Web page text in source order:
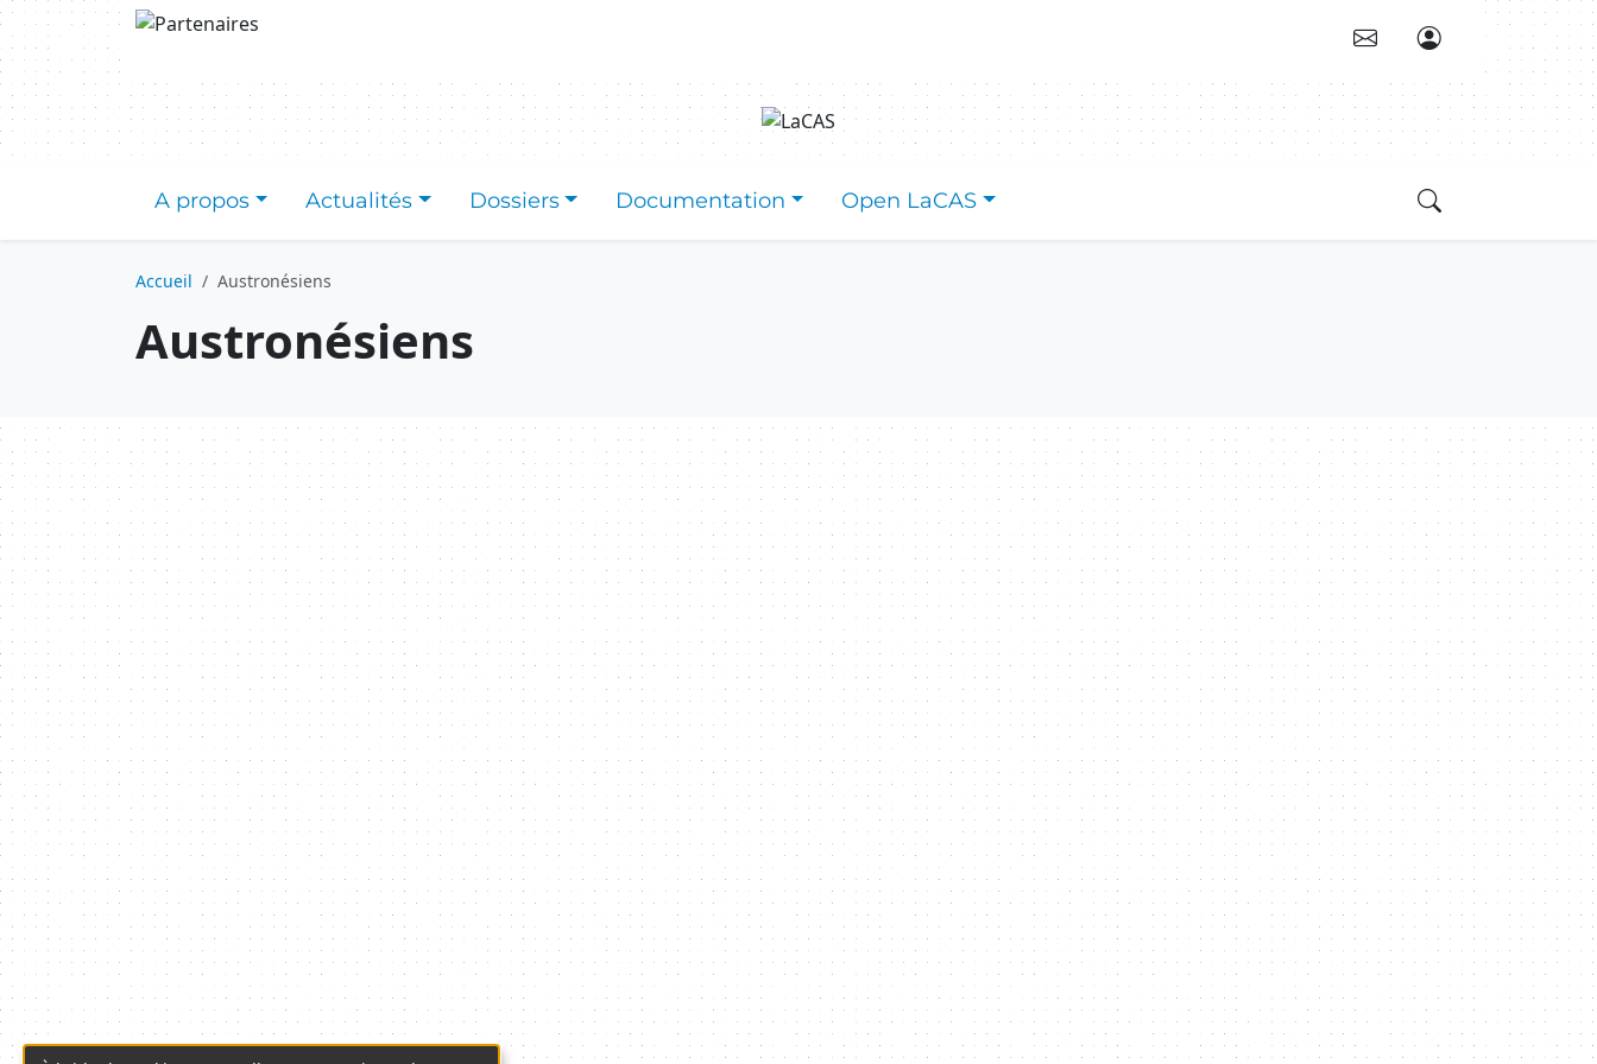
Aller au contenu principal
A propos Actualités Dossiers Documentation Open LaCAS
Accueil Austronésiens
Austronésiens